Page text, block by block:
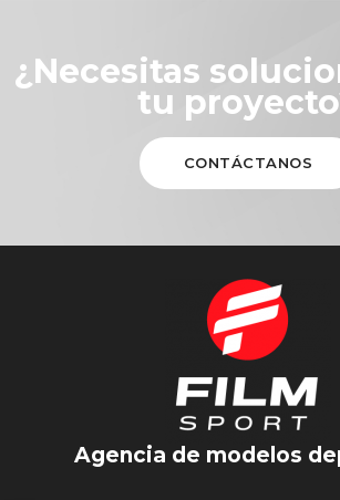
¿Necesitas
tu
CONTÁCTANOS
Agencia de modelos